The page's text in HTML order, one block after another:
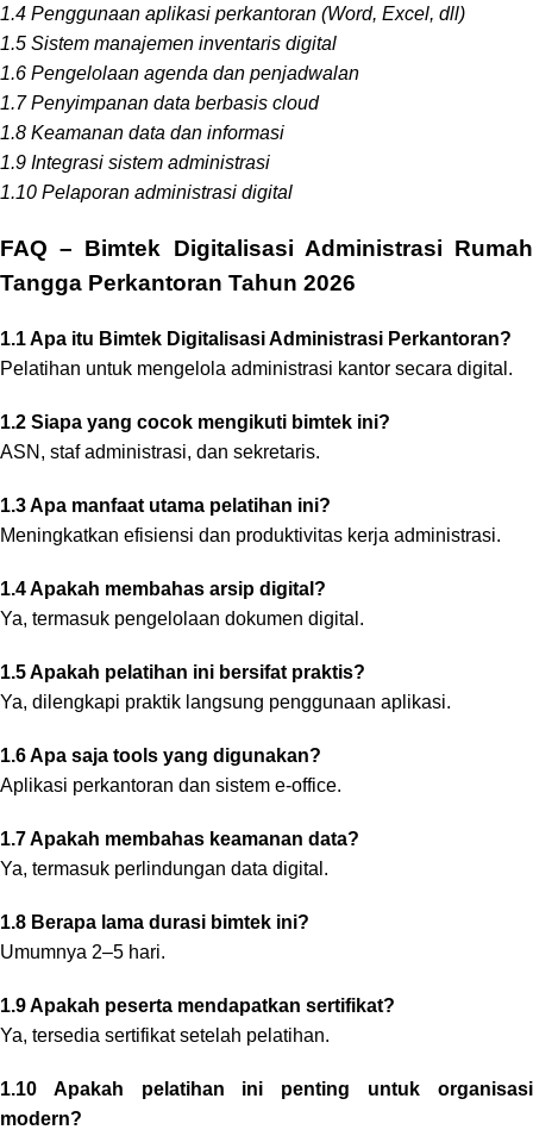
1.4 Penggunaan aplikasi perkantoran (Word, Excel, dll)
1.5 Sistem manajemen inventaris digital
1.6 Pengelolaan agenda dan penjadwalan
1.7 Penyimpanan data berbasis cloud
1.8 Keamanan data dan informasi
1.9 Integrasi sistem administrasi
1.10 Pelaporan administrasi digital
FAQ – Bimtek Digitalisasi Administrasi Rumah
Tangga Perkantoran Tahun 2026
1.1 Apa itu Bimtek Digitalisasi Administrasi Perkantoran?
Pelatihan untuk mengelola administrasi kantor secara digital.
1.2 Siapa yang cocok mengikuti bimtek ini?
ASN, staf administrasi, dan sekretaris.
1.3 Apa manfaat utama pelatihan ini?
Meningkatkan efisiensi dan produktivitas kerja administrasi.
1.4 Apakah membahas arsip digital?
Ya, termasuk pengelolaan dokumen digital.
1.5 Apakah pelatihan ini bersifat praktis?
Ya, dilengkapi praktik langsung penggunaan aplikasi.
1.6 Apa saja tools yang digunakan?
Aplikasi perkantoran dan sistem e-office.
1.7 Apakah membahas keamanan data?
Ya, termasuk perlindungan data digital.
1.8 Berapa lama durasi bimtek ini?
Umumnya 2–5 hari.
1.9 Apakah peserta mendapatkan sertifikat?
Ya, tersedia sertifikat setelah pelatihan.
1.10 Apakah pelatihan ini penting untuk organisasi
modern?